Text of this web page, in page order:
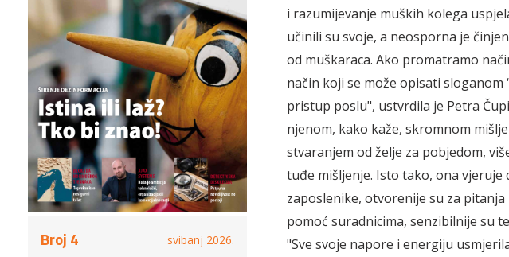
Broj 4 svibanj 2026.
i razumijevanje muških kolega
učinili su svoje, a neosporna je
od muškaraca. Ako promatramo
način koji se može opisati sloganom
pristup poslu", ustvrdila je Petra
njenom, kako kaže, skromnom
stvaranjem od želje za pobjedom,
tuđe mišljenje. Isto tako, ona
zaposlenike, otvorenije su za
pomoć suradnicima, senzibilnije su
"Sve svoje napore i energiju